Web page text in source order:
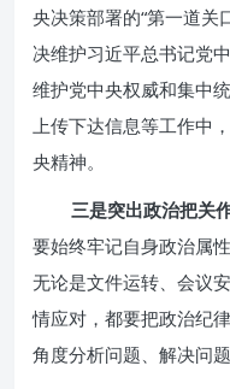
央决策部署的“第一道关
决维护习近平总书记党
维护党中央权威和集中
上传下达信息等工作中
央精神。
三是突出政治把关作
要始终牢记自身政治属
无论是文件运转、会议
情应对，都要把政治纪
角度分析问题、解决问